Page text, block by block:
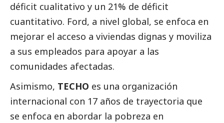
déficit cualitativo y un 21% de déficit
cuantitativo. Ford, a nivel global, se enfoca en
mejorar el acceso a viviendas dignas y moviliza
a sus empleados para apoyar a las
comunidades afectadas.
Asimismo, TECHO es una organización
internacional con 17 años de trayectoria que
se enfoca en abordar la pobreza en